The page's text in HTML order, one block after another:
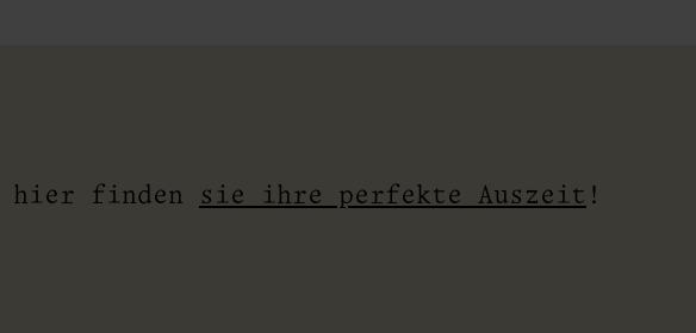
hier finden sie ihre perfekte Auszeit !